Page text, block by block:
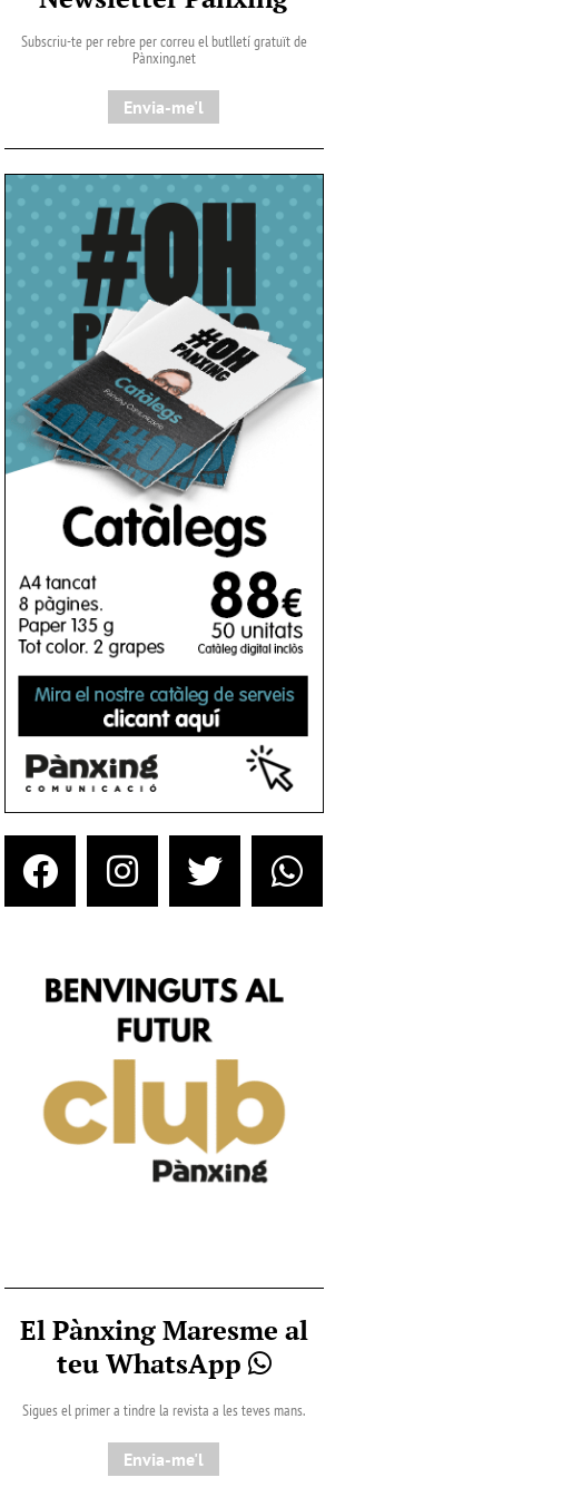
Subscriu-te per rebre per correu el butlletí gratuït de
Pànxing.net​
Envia-me'l
El Pànxing Maresme al
teu WhatsApp
Sigues el primer a tindre la revista a les teves mans.
Envia-me'l